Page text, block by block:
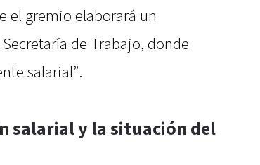
el gremio elaborará un
de Trabajo, donde
salarial”.
salarial y la situación del